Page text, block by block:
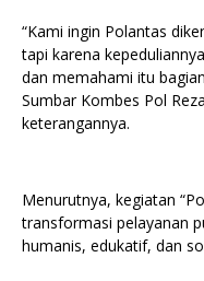
“Kami ingin Polantas
tapi karena
dan memahami itu
Sumbar Kombes Pol
keterangannya.
Menurutnya, kegiatan
transformasi pelayanan
humanis, edukatif, dan